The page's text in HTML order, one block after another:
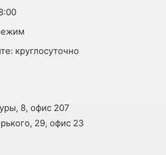
круглосуточно
8, офис 207
29, офис 23